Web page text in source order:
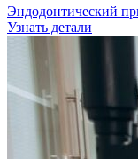
Эндодонтический
Узнать детали